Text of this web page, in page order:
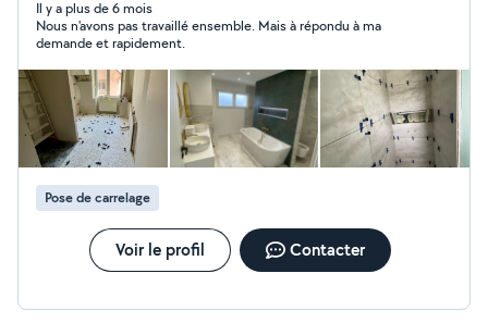
Il y a plus de 6 mois
Nous n'avons pas travaillé ensemble. Mais à répondu à ma
demande et rapidement.
Pose de carrelage
Voir le profil Contacter